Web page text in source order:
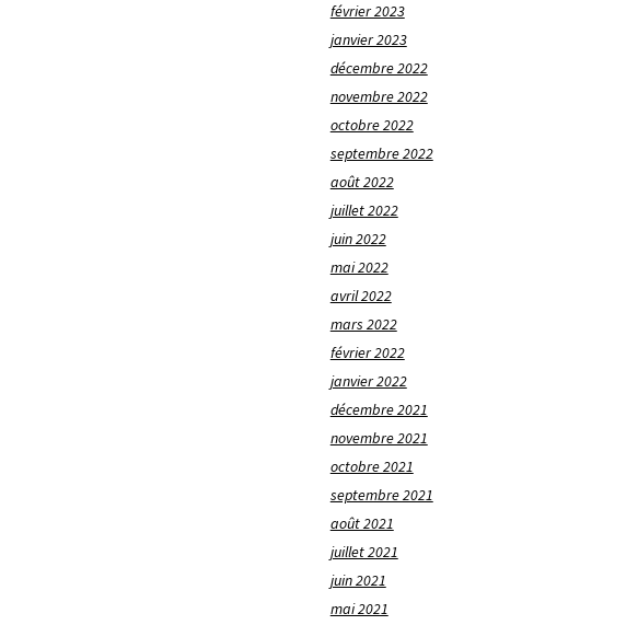
février 2023
janvier 2023
décembre 2022
novembre 2022
octobre 2022
septembre 2022
août 2022
juillet 2022
juin 2022
mai 2022
avril 2022
mars 2022
février 2022
janvier 2022
décembre 2021
novembre 2021
octobre 2021
septembre 2021
août 2021
juillet 2021
juin 2021
mai 2021